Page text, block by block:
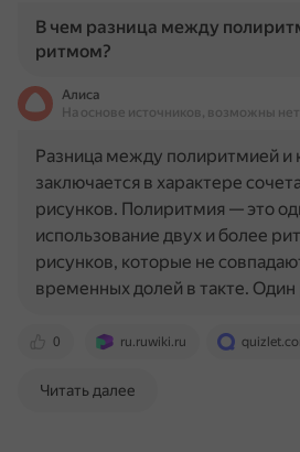
В чем разница между
ритмом?
Алиса
На основе источников, возможны
0 ru.ruwiki.ru
Разница между полиритмией и
заключается в характере
рисунков. Полиритмия — это
использование двух и более
рисунков, которые не
временных долей в такте.
Читать далее